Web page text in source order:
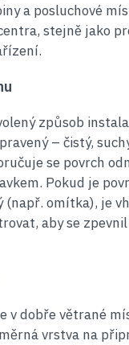
a posluchové
stejně jako
způsob
– čistý,
se povrch
Pokud je
(např. omítka), je
aby se
v dobře větrané
vrstva na